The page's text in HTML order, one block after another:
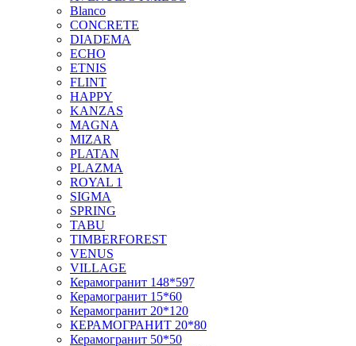
Blanco
CONCRETE
DIADEMA
ECHO
ETNIS
FLINT
HAPPY
KANZAS
MAGNA
MIZAR
PLATAN
PLAZMA
ROYAL 1
SIGMA
SPRING
TABU
TIMBERFOREST
VENUS
VILLAGE
Керамогранит 148*597
Керамогранит 15*60
Керамогранит 20*120
КЕРАМОГРАНИТ 20*80
Керамогранит 50*50